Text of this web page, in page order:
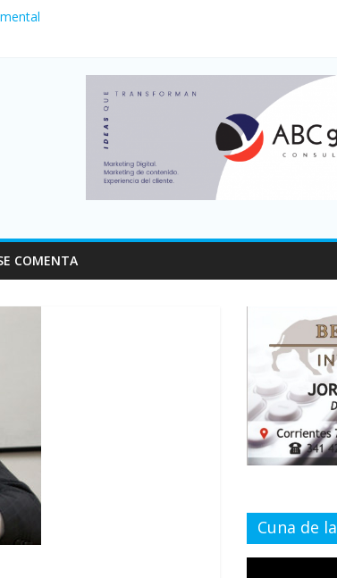
turístico: 4,6 millones de personas viajaron por el
un 12,6% interanual
COMENTA
Cuna de